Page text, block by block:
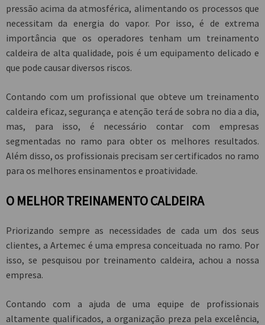
pressão acima da atmosférica, alimentando os processos que
necessitam da energia do vapor. Por isso, é de extrema
importância que os operadores tenham um treinamento
caldeira de alta qualidade, pois é um equipamento delicado e
que pode causar diversos riscos.
Contando com um profissional que obteve um treinamento
caldeira eficaz, segurança e atenção terá de sobra no dia a dia,
mas, para isso, é necessário contar com empresas
segmentadas no ramo para obter os melhores resultados.
Além disso, os profissionais precisam ser certificados no ramo
para os melhores ensinamentos e proatividade.
O MELHOR TREINAMENTO CALDEIRA
Priorizando sempre as necessidades de cada um dos seus
clientes, a Artemec é uma empresa conceituada no ramo. Por
isso, se pesquisou por treinamento caldeira, achou a nossa
empresa.
Contando com a ajuda de uma equipe de profissionais
altamente qualificados, a organização preza pela excelência,